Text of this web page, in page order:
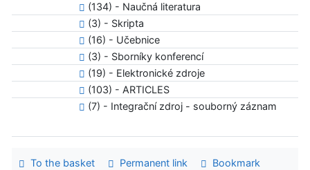
(134) - Naučná literatura
(3) - Skripta
(16) - Učebnice
(3) - Sborníky konferencí
(19) - Elektronické zdroje
(103) - ARTICLES
(7) - Integrační zdroj - souborný záznam
To the basket Permanent link
Bookmark